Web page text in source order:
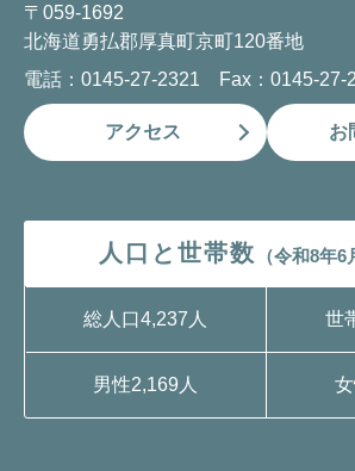
〒059-1692
北海道勇払郡厚真町京町120番地
電話：0145-27-2321 Fax：0145-27-
アクセス お
人口と世帯数 （令和8年6
総人口4,237人 世
男性2,169人